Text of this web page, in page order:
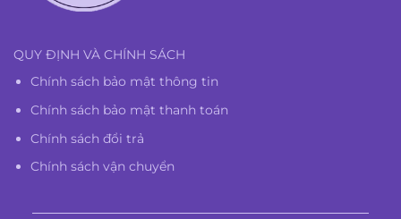
QUY ĐỊNH VÀ CHÍNH SÁCH
Chính sách bảo mật thông tin
Chính sách bảo mật thanh toán
Chính sách đổi trả
Chính sách vận chuyển